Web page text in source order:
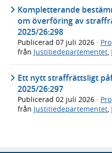
Kompletterande
om överföring av
2025/26:298
Publicerad 07 juli 2026 ·
från Justitiedepartementet
Ett nytt straffrättsligt
2025/26:297
Publicerad 02 juli 2026 ·
från Justitiedepartementet,